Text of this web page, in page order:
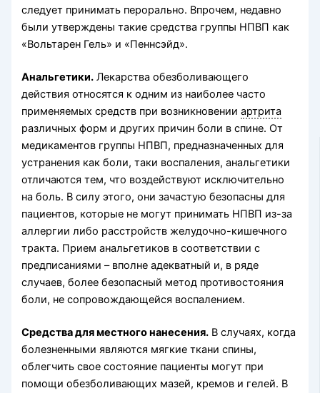
следует принимать перорально. Впрочем, недавно
были утверждены такие средства группы НПВП как
«Вольтарен Гель» и «Пеннсэйд».
Анальгетики. Лекарства обезболивающего
действия относятся к одним из наиболее часто
применяемых средств при возникновенииартрита
различных форм и других причин боли в спине. От
медикаментов группы НПВП, предназначенных для
устранения как боли, таки воспаления, анальгетики
отличаются тем, что воздействуют исключительно
на боль. В силу этого, они зачастую безопасны для
пациентов, которые не могут принимать НПВП из-за
аллергии либо расстройств желудочно-кишечного
тракта. Прием анальгетиков в соответствии с
предписаниями – вполне адекватный и, в ряде
случаев, более безопасный метод противостояния
боли, не сопровождающейся воспалением.
Средства для местного нанесения. В случаях, когда
болезненными являются мягкие ткани спины,
облегчить свое состояние пациенты могут при
помощи обезболивающих мазей, кремов и гелей. В